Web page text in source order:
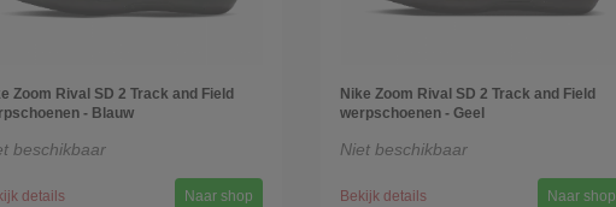
Zoom Rival SD 2 Track and Field
- Blauw
beschikbaar
details Naar shop
Nike Zoom Rival SD 2 Track and Field
werpschoenen - Geel
Niet beschikbaar
Bekijk details Naar shop